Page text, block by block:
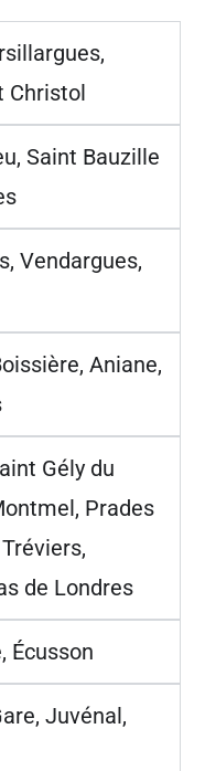
Christol
Saint Bauzille
Vendargues,
Aniane,
Gély du
Prades
de Londres
Écusson
Juvénal,